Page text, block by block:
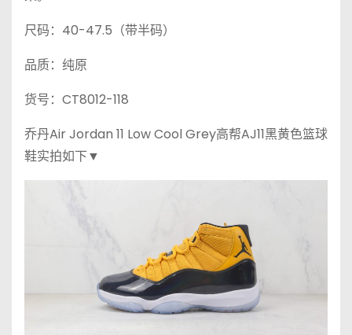
尺码：40-47.5（带半码）
品质：纯原
货号：CT8012-118
乔丹Air Jordan 11 Low Cool Grey高帮AJ11黑黄色篮球
鞋实拍如下▼